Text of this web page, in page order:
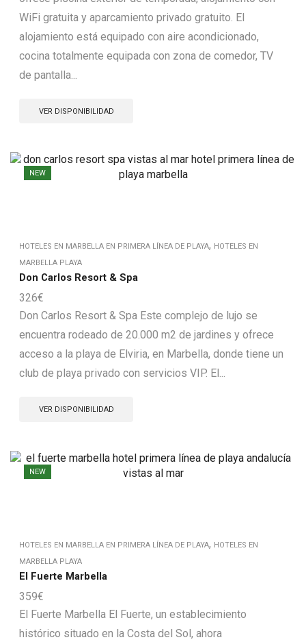
WiFi gratuita y aparcamiento privado gratuito. El
alojamiento está equipado con aire acondicionado,
cocina totalmente equipada con zona de comedor, TV
de pantalla...
VER DISPONIBILIDAD
NEW
HOTELES EN MARBELLA EN PRIMERA LÍNEA DE PLAYA, HOTELES EN
MARBELLA PLAYA
Don Carlos Resort & Spa
326€
Don Carlos Resort & Spa Este complejo de lujo se
encuentra rodeado de 20.000 m2 de jardines y ofrece
acceso a la playa de Elviria, en Marbella, donde tiene un
club de playa privado con servicios VIP. El...
VER DISPONIBILIDAD
NEW
HOTELES EN MARBELLA EN PRIMERA LÍNEA DE PLAYA, HOTELES EN
MARBELLA PLAYA
El Fuerte Marbella
359€
El Fuerte Marbella El Fuerte, un establecimiento
histórico situado en la Costa del Sol, ahora